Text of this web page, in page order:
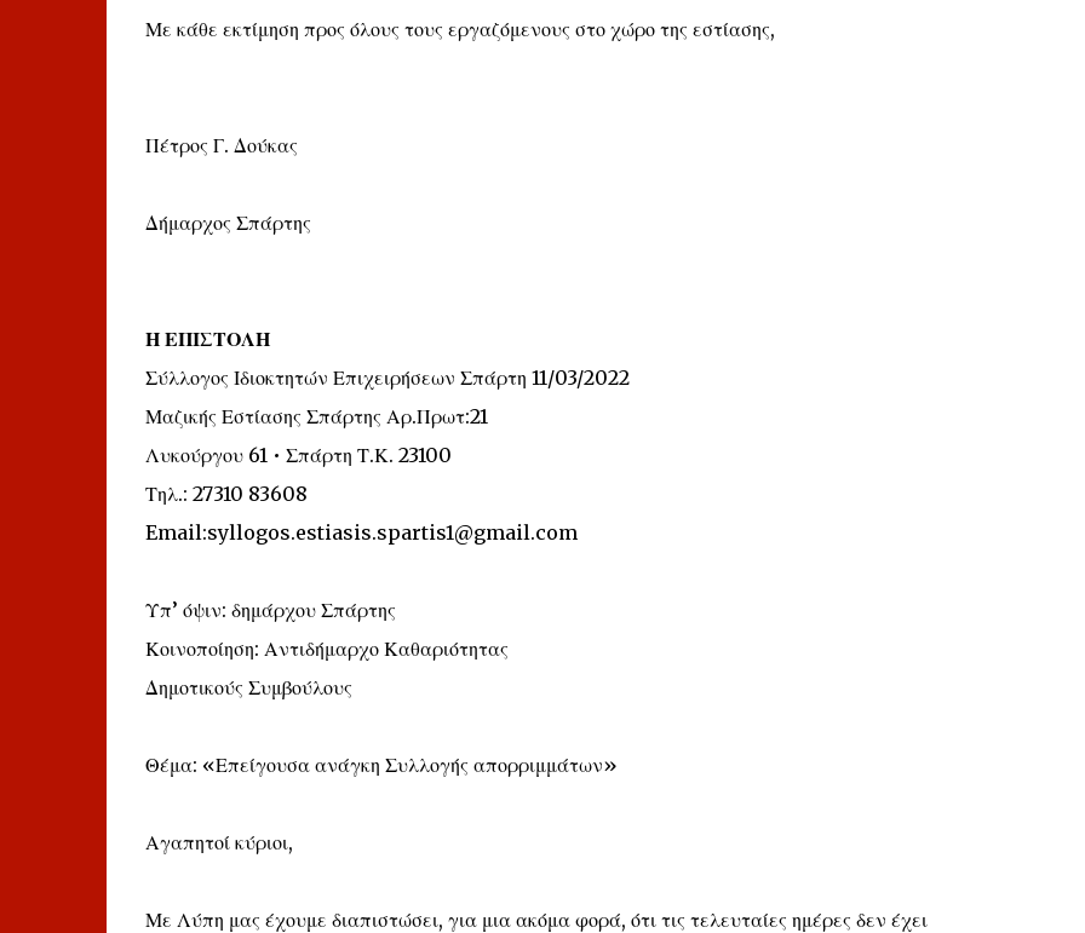
Με κάθε εκτίμηση προς όλους τους εργαζόμενους στο χώρο της εστίασης,
Πέτρος Γ. Δούκας
Δήμαρχος Σπάρτης
Η ΕΠΙΣΤΟΛΗ
Σύλλογος Ιδιοκτητών Επιχειρήσεων Σπάρτη 11/03/2022
Μαζικής Εστίασης Σπάρτης Αρ.Πρωτ:21
Λυκούργου 61 • Σπάρτη Τ.Κ. 23100
Τηλ.: 27310 83608
Email:syllogos.estiasis.spartis1@gmail.com
Υπ’ όψιν: δημάρχου Σπάρτης
Κοινοποίηση: Αντιδήμαρχο Καθαριότητας
Δημοτικούς Συμβούλους
Θέμα: «Επείγουσα ανάγκη Συλλογής απορριμμάτων»
Αγαπητοί κύριοι,
Με Λύπη μας έχουμε διαπιστώσει, για μια ακόμα φορά, ότι τις τελευταίες ημέρες δεν έχει